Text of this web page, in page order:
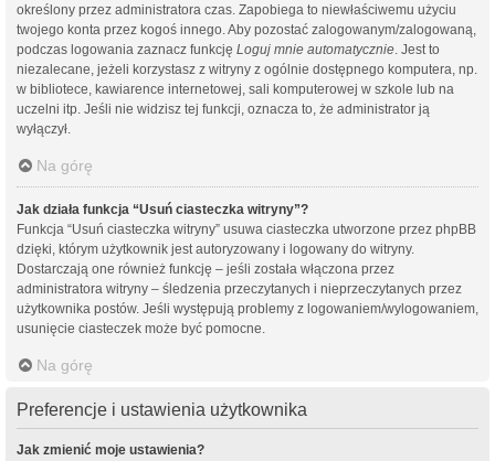
określony przez administratora czas. Zapobiega to niewłaściwemu użyciu
twojego konta przez kogoś innego. Aby pozostać zalogowanym/zalogowaną,
podczas logowania zaznacz funkcję Loguj mnie automatycznie . Jest to
niezalecane, jeżeli korzystasz z witryny z ogólnie dostępnego komputera, np.
w bibliotece, kawiarence internetowej, sali komputerowej w szkole lub na
uczelni itp. Jeśli nie widzisz tej funkcji, oznacza to, że administrator ją
wyłączył.
Na górę
Jak działa funkcja “Usuń ciasteczka witryny”?
Funkcja “Usuń ciasteczka witryny” usuwa ciasteczka utworzone przez phpBB
dzięki, którym użytkownik jest autoryzowany i logowany do witryny.
Dostarczają one również funkcję – jeśli została włączona przez
administratora witryny – śledzenia przeczytanych i nieprzeczytanych przez
użytkownika postów. Jeśli występują problemy z logowaniem/wylogowaniem,
usunięcie ciasteczek może być pomocne.
Na górę
Preferencje i ustawienia użytkownika
Jak zmienić moje ustawienia?